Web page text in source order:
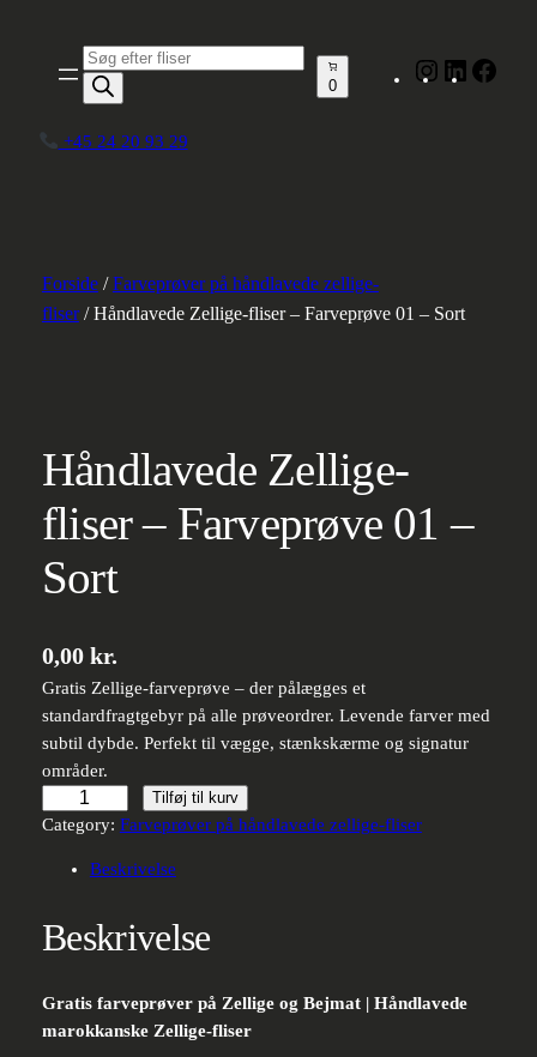
indhold
Produktsøgning
0
Instagram
LinkedIn
+45 24 20 93 29
Forside/Farveprøver på håndlavede zellige-
fliser/ Håndlavede Zellige-fliser – Farveprøve 01 – Sort
Håndlavede Zellige-
fliser – Farveprøve 01 –
Sort
0,00 kr.
Gratis Zellige-farveprøve – der pålægges et
standardfragtgebyr på alle prøveordrer. Levende farver med
subtil dybde. Perfekt til vægge, stænkskærme og signatur
områder.
Håndlavede
Zellige-
01
Tilføj til kurv
Category: Farveprøver på håndlavede zellige-fliser
Beskrivelse
Beskrivelse
Gratis farveprøver på Zellige og Bejmat | Håndlavede
marokkanske Zellige-fliser